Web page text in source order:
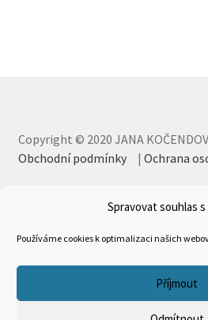
Spravovat souhlas
Používáme cookies k optimalizaci našich
Příjmout
Copyright © 2020 JANA
Obchodní podmínky
| Ochrana